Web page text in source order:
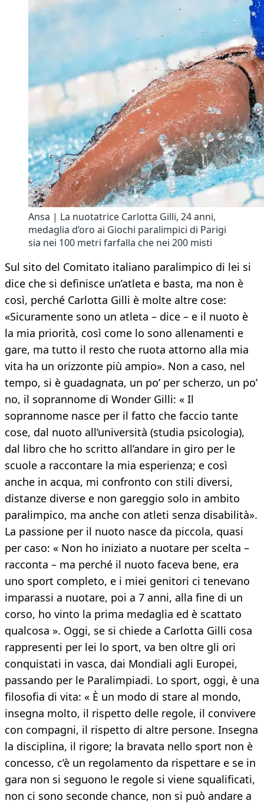
Ansa | La nuotatrice Carlotta Gilli, 24 anni,
medaglia d’oro ai Giochi paralimpici di Parigi
sia nei 100 metri farfalla che nei 200 misti
Sul sito del Comitato italiano paralimpico di lei si
dice che si definisce un’atleta e basta, ma non è
così, perché Carlotta Gilli è molte altre cose:
«Sicuramente sono un atleta – dice – e il nuoto è
la mia priorità, così come lo sono allenamenti e
gare, ma tutto il resto che ruota attorno alla mia
vita ha un orizzonte più ampio». Non a caso, nel
tempo, si è guadagnata, un po’ per scherzo, un po’
no, il soprannome di Wonder Gilli: « Il
soprannome nasce per il fatto che faccio tante
cose, dal nuoto all’università (studia psicologia),
dal libro che ho scritto all’andare in giro per le
scuole a raccontare la mia esperienza; e così
anche in acqua, mi confronto con stili diversi,
distanze diverse e non gareggio solo in ambito
paralimpico, ma anche con atleti senza disabilità».
La passione per il nuoto nasce da piccola, quasi
per caso: « Non ho iniziato a nuotare per scelta –
racconta – ma perché il nuoto faceva bene, era
uno sport completo, e i miei genitori ci tenevano
imparassi a nuotare, poi a 7 anni, alla fine di un
corso, ho vinto la prima medaglia ed è scattato
qualcosa ». Oggi, se si chiede a Carlotta Gilli cosa
rappresenti per lei lo sport, va ben oltre gli ori
conquistati in vasca, dai Mondiali agli Europei,
passando per le Paralimpiadi. Lo sport, oggi, è una
filosofia di vita: « È un modo di stare al mondo,
insegna molto, il rispetto delle regole, il convivere
con compagni, il rispetto di altre persone. Insegna
la disciplina, il rigore; la bravata nello sport non è
concesso, c’è un regolamento da rispettare e se in
gara non si seguono le regole si viene squalificati,
non ci sono seconde chance, non si può andare a